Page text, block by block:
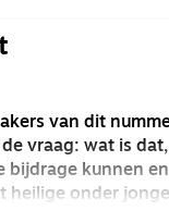
van dit
vraag: wat is
bijdrage kunnen
heilige onder